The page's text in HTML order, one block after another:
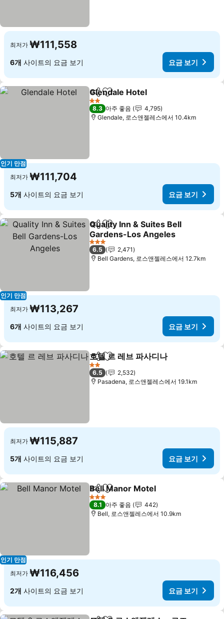
최저가 ₩111,558
6개 사이트의 요금 보기 요금 보기
인기 만점
공유 즐겨찾기에 추가
Glendale Hotel
2 성급
8.3 아주 좋음
4,795
Glendale, 로스앤젤레스에서 10.4km
최저가 ₩111,704
5개 사이트의 요금 보기 요금 보기
인기 만점
공유 즐겨찾기에 추가
Quality Inn & Suites Bell
Gardens-Los Angeles
요금 보기
3 성급
6.5
2,471
Bell Gardens, 로스앤젤레스에서 12.7km
최저가 ₩113,267
6개 사이트의 요금 보기 요금 보기
공유 즐겨찾기에 추가
호텔 르 레브 파사디나
2 성급
6.5
2,532
Pasadena, 로스앤젤레스에서 19.1km
최저가 ₩115,887
5개 사이트의 요금 보기 요금 보기
인기 만점
공유 즐겨찾기에 추가
Bell Manor Motel
3 성급
8.1 아주 좋음
442
Bell, 로스앤젤레스에서 10.9km
최저가 ₩116,456
2개 사이트의 요금 보기 요금 보기